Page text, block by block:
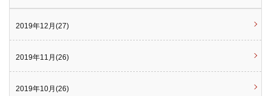
2019年12月(27)
2019年11月(26)
2019年10月(26)